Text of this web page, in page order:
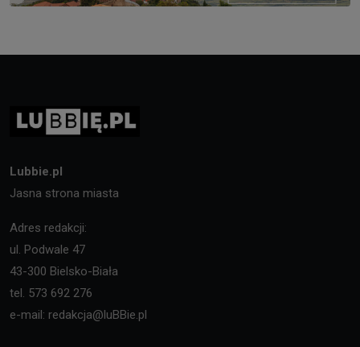
Lubbie.pl
Jasna strona miasta
Adres redakcji:
ul. Podwale 47
43-300 Bielsko-Biała
tel. 573 692 276
e-mail: redakcja@luBBie.pl